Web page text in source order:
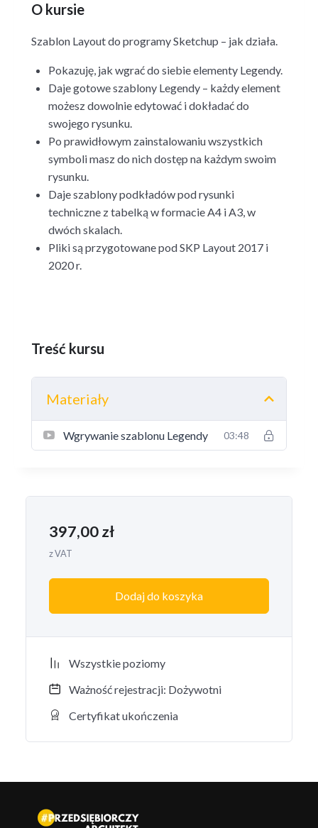
O kursie
Szablon Layout do programy Sketchup – jak działa.
Pokazuję, jak wgrać do siebie elementy Legendy.
Daje gotowe szablony Legendy – każdy element
możesz dowolnie edytować i dokładać do
swojego rysunku.
Po prawidłowym zainstalowaniu wszystkich
symboli masz do nich dostęp na każdym swoim
rysunku.
Daje szablony podkładów pod rysunki
techniczne z tabelką w formacie A4 i A3, w
dwóch skalach.
Pliki są przygotowane pod SKP Layout 2017 i
2020 r.
Treść kursu
Materiały
Wgrywanie szablonu Legendy 03:48
397,00zł
z VAT
Dodaj do koszyka
Wszystkie poziomy
Ważność rejestracji: Dożywotni
Certyfikat ukończenia